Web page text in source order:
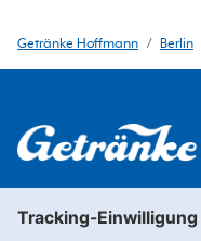
Getränke Hoffmann / Berlin